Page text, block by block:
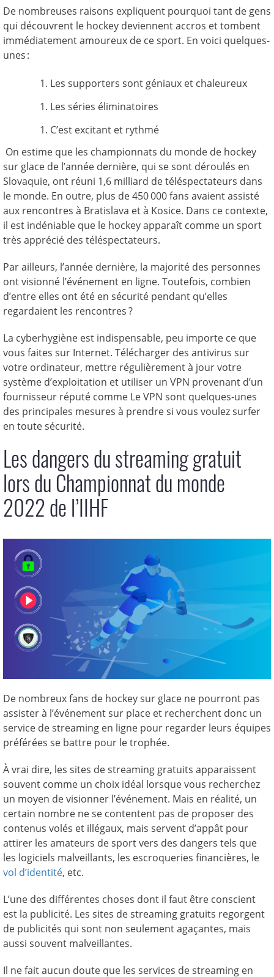
De nombreuses raisons expliquent pourquoi tant de gens
qui découvrent le hockey deviennent accros et tombent
immédiatement amoureux de ce sport. En voici quelques-
unes :
Les supporters sont géniaux et chaleureux
Les séries éliminatoires
C’est excitant et rythmé
On estime que les championnats du monde de hockey
sur glace de l’année dernière, qui se sont déroulés en
Slovaquie, ont réuni 1,6 milliard de téléspectateurs dans
le monde. En outre, plus de 450 000 fans avaient assisté
aux rencontres à Bratislava et à Kosice. Dans ce contexte,
il est indéniable que le hockey apparaît comme un sport
très apprécié des téléspectateurs.
Par ailleurs, l’année dernière, la majorité des personnes
ont visionné l’événement en ligne. Toutefois, combien
d’entre elles ont été en sécurité pendant qu’elles
regardaient les rencontres ?
La cyberhygiène est indispensable, peu importe ce que
vous faites sur Internet. Télécharger des antivirus sur
votre ordinateur, mettre régulièrement à jour votre
système d’exploitation et utiliser un VPN provenant d’un
fournisseur réputé comme Le VPN sont quelques-unes
des principales mesures à prendre si vous voulez surfer
en toute sécurité.
Les dangers du streaming gratuit
lors du Championnat du monde
2022 de l’IIHF
De nombreux fans de hockey sur glace ne pourront pas
assister à l’événement sur place et recherchent donc un
service de streaming en ligne pour regarder leurs équipes
préférées se battre pour le trophée.
À vrai dire, les sites de streaming gratuits apparaissent
souvent comme un choix idéal lorsque vous recherchez
un moyen de visionner l’événement. Mais en réalité, un
certain nombre ne se contentent pas de proposer des
contenus volés et illégaux, mais servent d’appât pour
attirer les amateurs de sport vers des dangers tels que
les logiciels malveillants, les escroqueries financières, le
vol d’identité, etc.
L’une des différentes choses dont il faut être conscient
est la publicité. Les sites de streaming gratuits regorgent
de publicités qui sont non seulement agaçantes, mais
aussi souvent malveillantes.
Il ne fait aucun doute que les services de streaming en